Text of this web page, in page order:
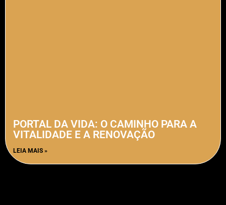
PORTAL DA VIDA: O CAMINHO PARA A
VITALIDADE E A RENOVAÇÃO
LEIA MAIS »